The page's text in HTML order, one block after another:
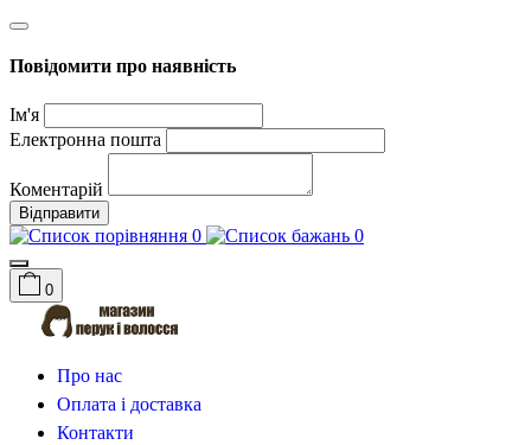
Повідомити про наявність
Ім'я
Електронна пошта
Коментарій
Відправити
0 0
0
Про нас
Оплата і доставка
Контакти